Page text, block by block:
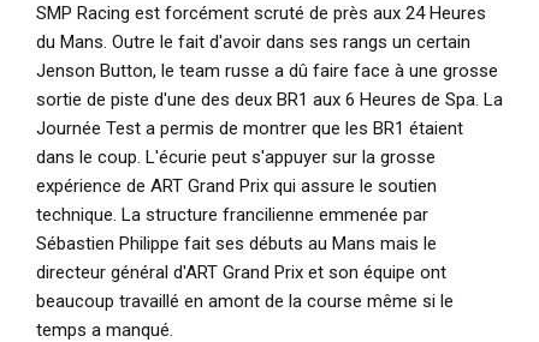
SMP Racing est forcément scruté de près aux 24 Heures
du Mans. Outre le fait d'avoir dans ses rangs un certain
Jenson Button, le team russe a dû faire face à une grosse
sortie de piste d'une des deux BR1 aux 6 Heures de Spa. La
Journée Test a permis de montrer que les BR1 étaient
dans le coup. L'écurie peut s'appuyer sur la grosse
expérience de ART Grand Prix qui assure le soutien
technique. La structure francilienne emmenée par
Sébastien Philippe fait ses débuts au Mans mais le
directeur général d'ART Grand Prix et son équipe ont
beaucoup travaillé en amont de la course même si le
temps a manqué.